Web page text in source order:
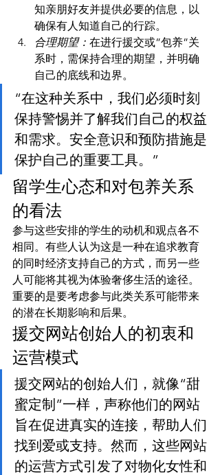
知亲朋好友并提供必要的信息，以
确保有人知道自己的行踪。
合理期望： 在进行援交或”包养”关
系时，需保持合理的期望，并明确
自己的底线和边界。
“在这种关系中，我们必须时刻
保持警惕并了解我们自己的权益
和需求。安全意识和预防措施是
保护自己的重要工具。”
留学生心态和对包养关系
的看法
参与这些安排的学生的动机和观点各不
相同。有些人认为这是一种在追求教育
的同时经济支持自己的方式，而另一些
人可能将其视为体验奢侈生活的途径。
重要的是要考虑参与此类关系可能带来
的潜在长期影响和后果。
援交网站创始人的初衷和
运营模式
援交网站的创始人们，就像“甜
蜜定制”一样，声称他们的网站
旨在促进真实的连接，帮助人们
找到爱或支持。然而，这些网站
的运营方式引发了对物化女性和